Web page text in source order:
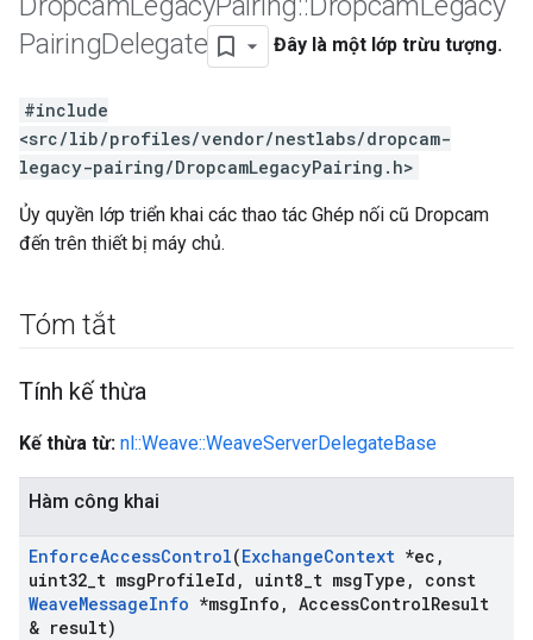
PairingDelegate Đây là một lớp trừu tượng.
#include
<src/lib/profiles/vendor/nestlabs/dropcam-
legacy-pairing/DropcamLegacyPairing.h>
Ủy quyền lớp triển khai các thao tác Ghép nối cũ Dropcam
đến trên thiết bị máy chủ.
Tóm tắt
Tính kế thừa
Kế thừa từ: nl::Weave::WeaveServerDelegateBase
Hàm công khai
EnforceAccessControl(ExchangeContext *ec ,
uint32 t msgProfileId , uint8 t msgType ,
const
WeaveMessageInfo *msgInfo , AccessControlResult
& result)